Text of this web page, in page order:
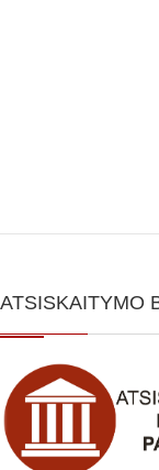
ATSISKAITYMO